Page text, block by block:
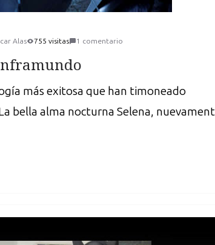
Alas 755 visitas 1 comentario
más exitosa que han timoneado
bella alma nocturna Selena,